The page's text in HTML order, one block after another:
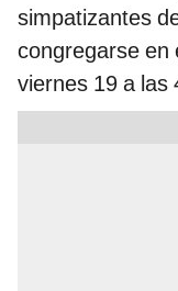
simpatizantes
congregarse en
viernes 19 a las